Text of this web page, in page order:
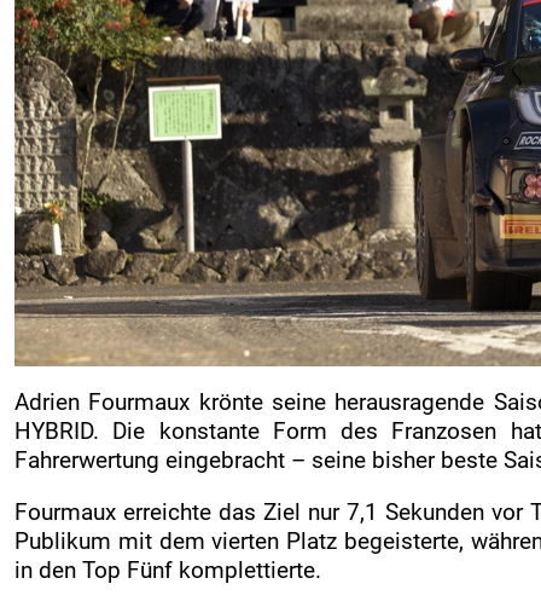
Adrien Fourmaux krönte seine herausragende
HYBRID. Die konstante Form des Franzosen
Fahrerwertung eingebracht – seine bisher beste
Fourmaux erreichte das Ziel nur 7,1 Sekunden
Publikum mit dem vierten Platz begeisterte,
in den Top Fünf komplettierte.